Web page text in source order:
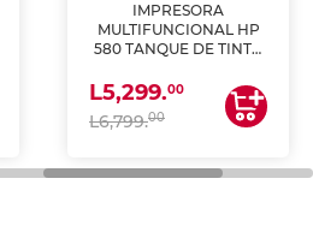
IMPRESORA
MULTIFUNCIONAL HP
580 TANQUE DE TINTA
ESCANEA)
L5,299.00
L6,799.00